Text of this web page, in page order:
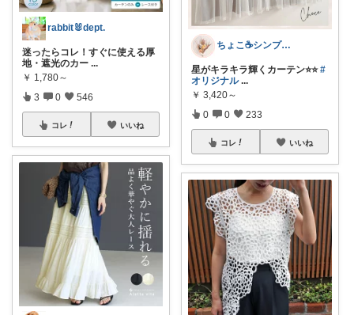
rabbit🐰dept.
迷ったらコレ！すぐに使える厚
地・遮光のカー ...
￥ 1,780～
3 0 546
コレ いいね
ちょこ☕️シンプルで快適な暮らし🌱
星がキラキラ輝くカーテン⭐⭐#
オリジナル ...
￥ 3,420～
0 0 233
コレ いいね